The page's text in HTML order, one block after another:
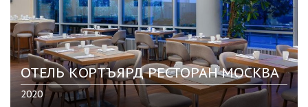
ОТЕЛЬ КОРТЪЯРД РЕСТОРАН МОСКВА
2020